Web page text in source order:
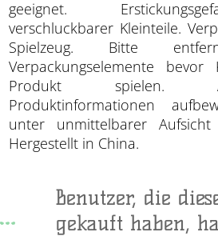
geeignet.
verschluckbarer Kleinteile.
Spielzeug. Bitte
Verpackungselemente
Produkt spielen.
Produktinformationen
unter unmittelbarer Aufsicht
Hergestellt in China.
Benutzer, die
gekauft haben,